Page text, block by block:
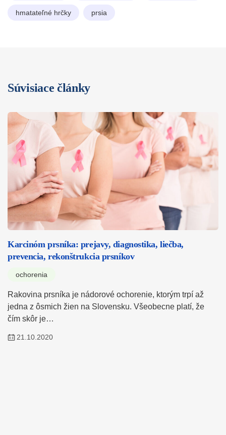
hmatateľné hrčky prsia
Súvisiace články
Karcinóm prsníka: prejavy, diagnostika, liečba,
prevencia, rekonštrukcia prsníkov
ochorenia
Rakovina prsníka je nádorové ochorenie, ktorým trpí až
jedna z ôsmich žien na Slovensku. Všeobecne platí, že
čím skôr je…
21.10.2020